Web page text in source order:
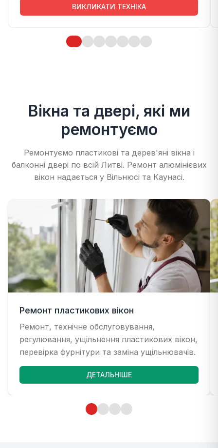
ВИКЛИКАТИ ТЕХНІКА
Вікна та двері, які ми
ремонтуємо
Ремонтуємо пластикові та дерев'яні вікна і
балконні двері по всій Литві. Ремонт алюмінієвих
вікон надається у Вільнюсі та Каунасі.
Ремонт пластикових вікон
Ремонт, технічне обслуговування,
регулювання, ущільнення пластикових вікон,
перевірка фурнітури та заміна ущільнювачів.
ДЕТАЛЬНІШЕ